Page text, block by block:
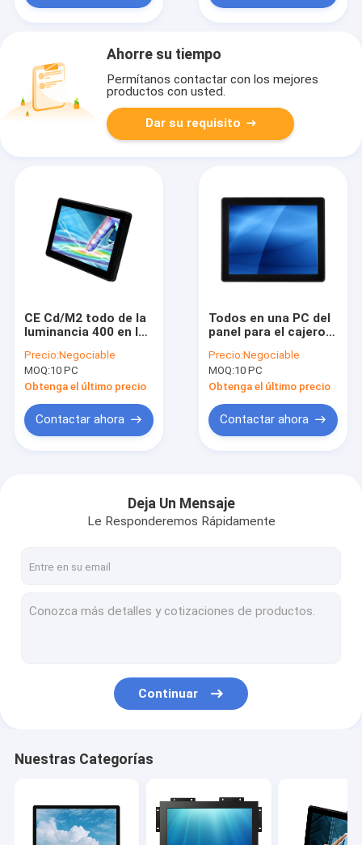
Inicio
Sobre nosotros
Ahorre su tiempo
Permítanos contactar con los mejores
productos con usted.
Dar su requisito
CE Cd/M2 todo de la
luminancia 400 en los
mesa de la pantalla
táctil del ODM AIO
Precio:Negociable
MOQ:10 PC
Obtenga el último precio
Contactar ahora
Todos en una PC del
panel para el cajero
Precio:Negociable
MOQ:10 PC
Obtenga el último precio
Contactar ahora
Deja Un Mensaje
Le Responderemos Rápidamente
Continuar
Nuestras Categorías